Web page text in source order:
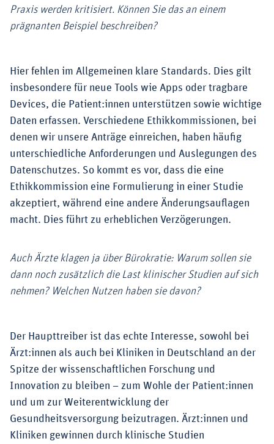
Praxis werden kritisiert. Können Sie das an einem
prägnanten Beispiel beschreiben?
Hier fehlen im Allgemeinen klare Standards. Dies gilt
insbesondere für neue Tools wie Apps oder tragbare
Devices, die Patient:innen unterstützen sowie wichtige
Daten erfassen. Verschiedene Ethikkommissionen, bei
denen wir unsere Anträge einreichen, haben häufig
unterschiedliche Anforderungen und Auslegungen des
Datenschutzes. So kommt es vor, dass die eine
Ethikkommission eine Formulierung in einer Studie
akzeptiert, während eine andere Änderungsauflagen
macht. Dies führt zu erheblichen Verzögerungen.
Auch Ärzte klagen ja über Bürokratie: Warum sollen sie
dann noch zusätzlich die Last klinischer Studien auf sich
nehmen? Welchen Nutzen haben sie davon?
Der Haupttreiber ist das echte Interesse, sowohl bei
Ärzt:innen als auch bei Kliniken in Deutschland an der
Spitze der wissenschaftlichen Forschung und
Innovation zu bleiben – zum Wohle der Patient:innen
und um zur Weiterentwicklung der
Gesundheitsversorgung beizutragen. Ärzt:innen und
Kliniken gewinnen durch klinische Studien